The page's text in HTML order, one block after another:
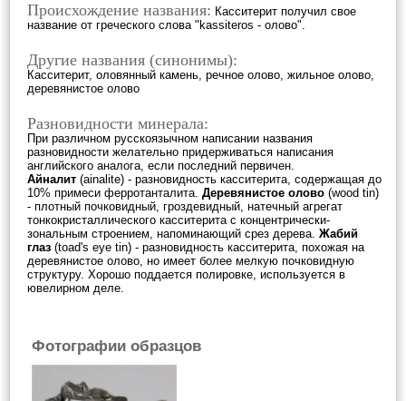
Происхождение названия: Касситерит получил свое
название от греческого слова "kassiteros - олово".
Другие названия (синонимы):
Касситерит, оловянный камень, речное олово, жильное олово,
деревянистое олово
Разновидности минерала:
При различном русскоязычном написании названия
разновидности желательно придерживаться написания
английского аналога, если последний первичен.
Айналит (ainalite) - разновидность касситерита, содержащая до
10% примеси ферротанталита. Деревянистое олово (wood tin)
- плотный почковидный, гроздевидный, натечный агрегат
тонкокристаллического касситерита с концентрически-
зональным строением, напоминающий срез дерева. Жабий
глаз (toad's eye tin) - разновидность касситерита, похожая на
деревянистое олово, но имеет более мелкую почковидную
структуру. Хорошо поддается полировке, используется в
ювелирном деле.
Фотографии образцов